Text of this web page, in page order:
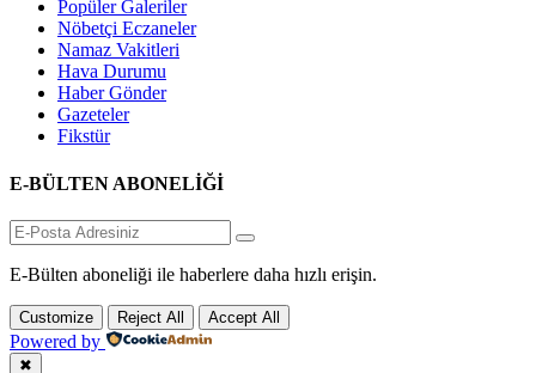
Popüler Galeriler
Nöbetçi Eczaneler
Namaz Vakitleri
Hava Durumu
Haber Gönder
Gazeteler
Fikstür
E-BÜLTEN ABONELİĞİ
E-Bülten aboneliği ile haberlere daha hızlı erişin.
Customize Reject All Accept All
Powered by
✖